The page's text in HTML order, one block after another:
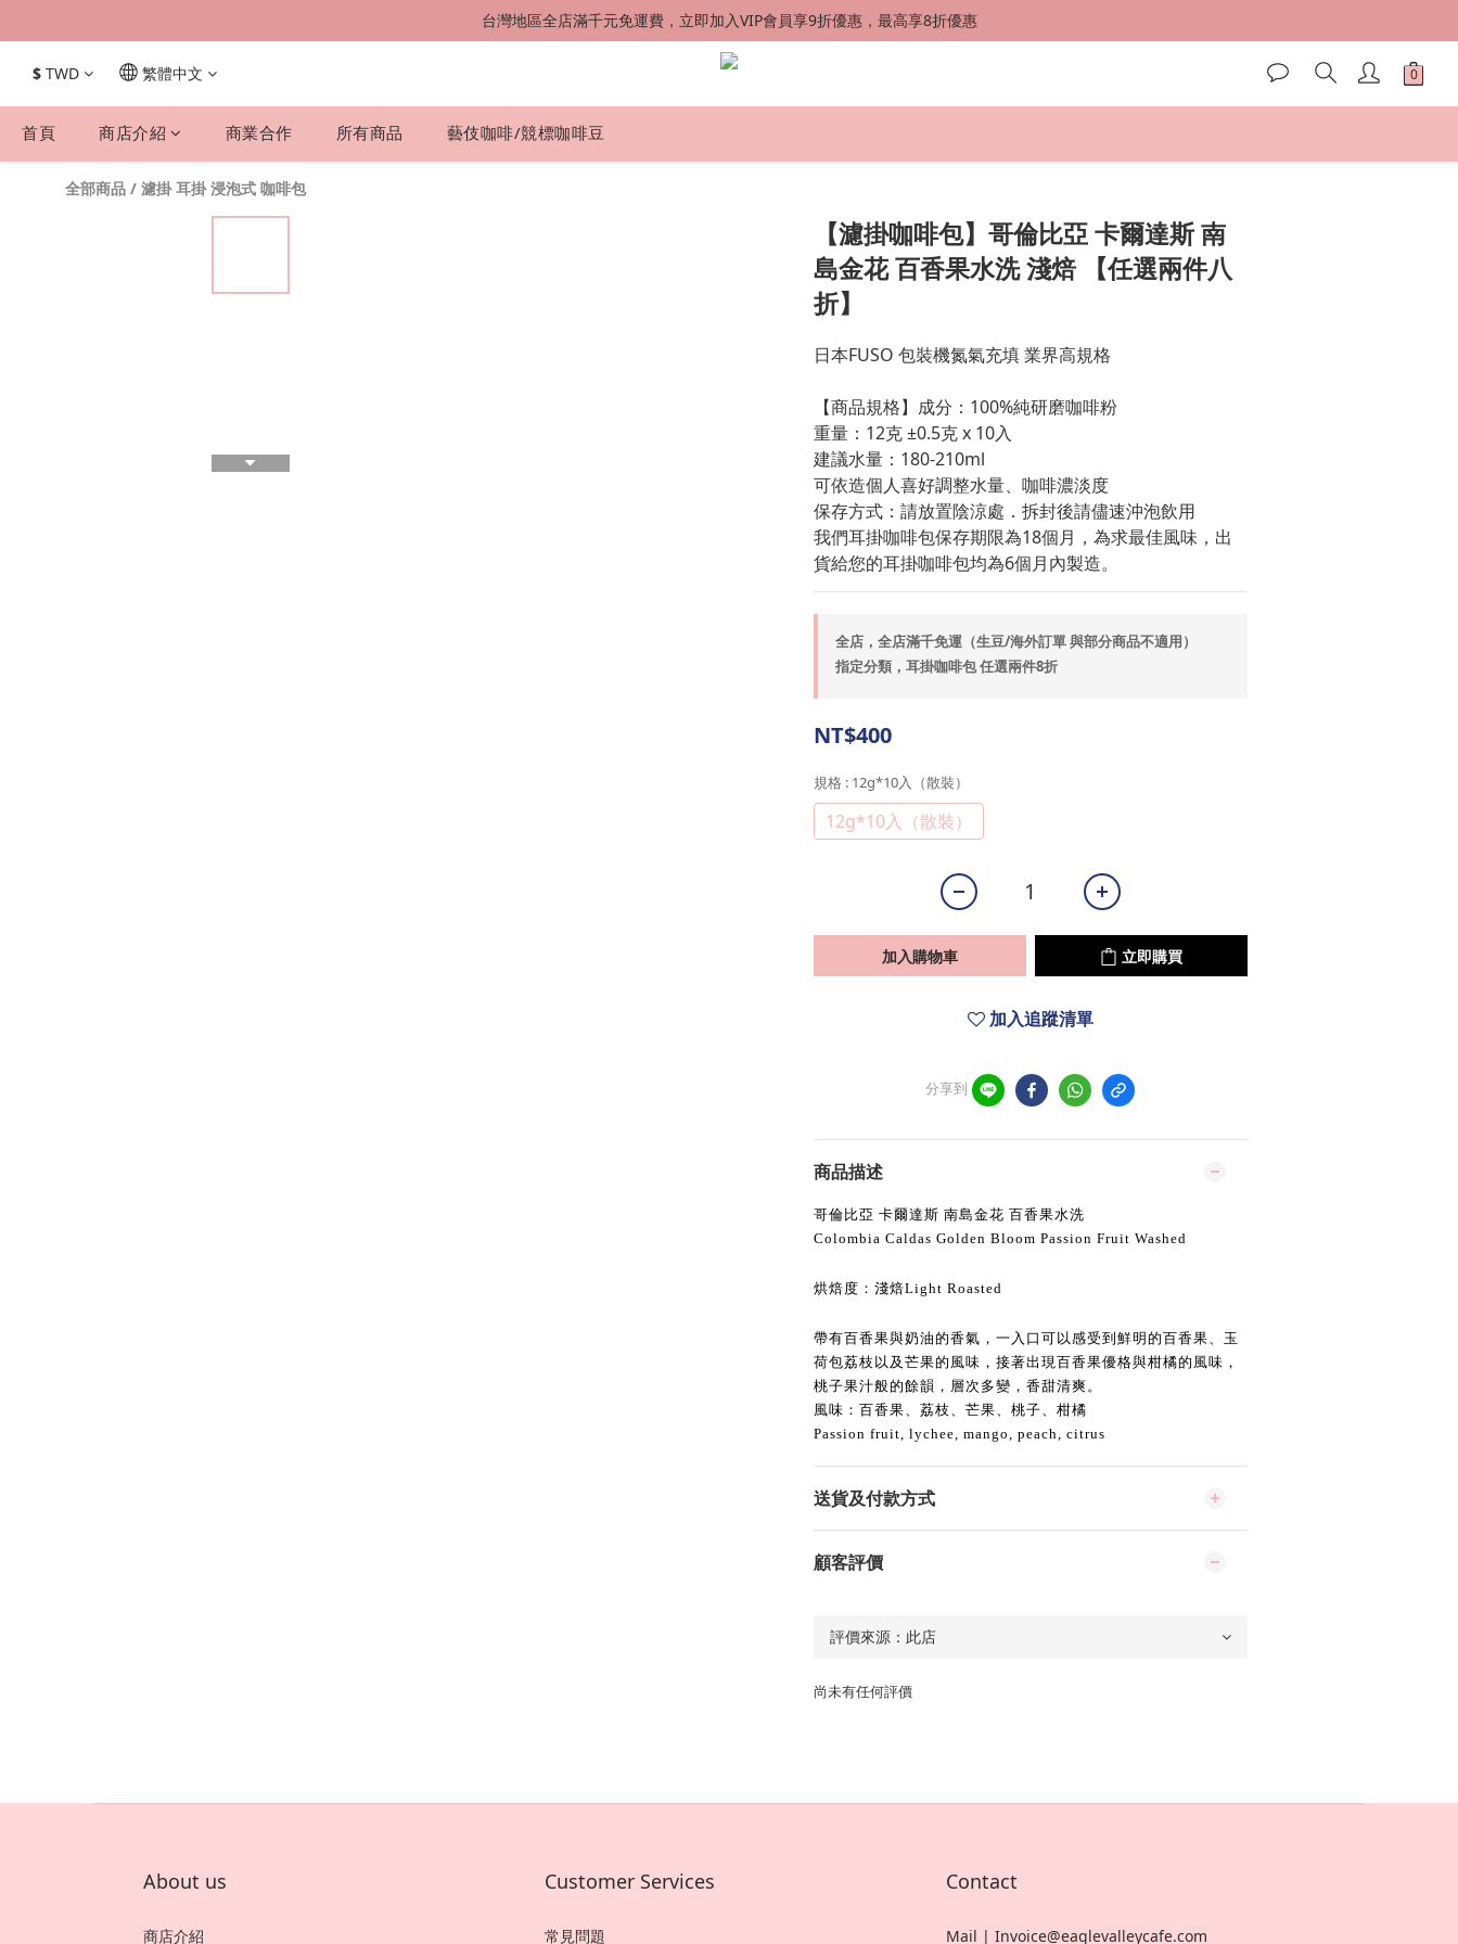
台灣地區全店滿千元免運費，立即加入VIP會員享9折優惠，最高享8折優惠
台灣地區全店滿千元免運費，立即加入VIP會員享9折優惠，最高享8折優惠
港澳星馬 SF EXPRESS 快速到貨 中國地區順丰配送（運費到付）
新會員首購加贈50元購物金
台灣地區全店滿千元免運費，立即加入VIP會員享9折優惠，最高享8折優惠
$ TWD 繁體中文
首頁 商店介紹 商業合作 所有商品 藝伎咖啡/競標咖啡豆
全部商品 / 濾掛 耳掛 浸泡式 咖啡包
【濾掛咖啡包】哥倫比亞 卡爾達斯 南
島金花 百香果水洗 淺焙 【任選兩件八
折】
日本FUSO 包裝機氮氣充填 業界高規格
【商品規格】成分：100%純研磨咖啡粉
重量：12克 ±0.5克 x 10入
建議水量：180-210ml
可依造個人喜好調整水量、咖啡濃淡度
保存方式：請放置陰涼處．拆封後請儘速沖泡飲用
我們耳掛咖啡包保存期限為18個月，為求最佳風味，出
貨給您的耳掛咖啡包均為6個月內製造。
全店，全店滿千免運（生豆/海外訂單 與部分商品不適用）
指定分類，耳掛咖啡包 任選兩件8折
NT$400
規格 : 12g*10入（散裝）
12g*10入（散裝）
加入購物車 立即購買
加入追蹤清單
分享到
商品描述
哥倫比亞 卡爾達斯 南島金花 百香果水洗
Colombia Caldas Golden Bloom Passion Fruit Washed
烘焙度：淺焙Light Roasted
帶有百香果與奶油的香氣，一入口可以感受到鮮明的百香果、玉
荷包荔枝以及芒果的風味，接著出現百香果優格與柑橘的風味，
桃子果汁般的餘韻，層次多變，香甜清爽。
風味：百香果、荔枝、芒果、桃子、柑橘
Passion fruit, lychee, mango, peach, citrus
送貨及付款方式
顧客評價
尚未有任何評價
About us
商店介紹
Customer Services
常見問題
Contact
Mail | Invoice@eaglevalleycafe.com